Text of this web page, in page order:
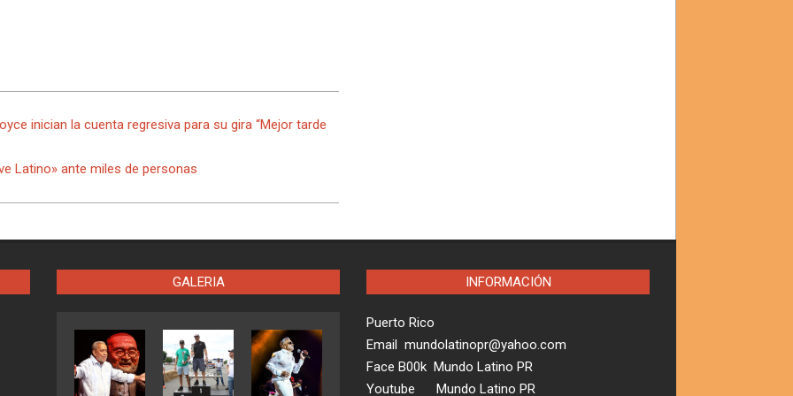
inician la cuenta regresiva para su gira “Mejor tarde
Latino» ante miles de personas
GALERIA INFORMACIÓN
Puerto Rico
Email mundolatinopr@yahoo.com
Face B00k Mundo Latino PR
Youtube Mundo Latino PR